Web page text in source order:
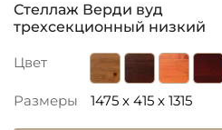
Стеллаж Верди вуд
трехсекционный низкий
Цвет
Размеры 1475 x 415 x 1315